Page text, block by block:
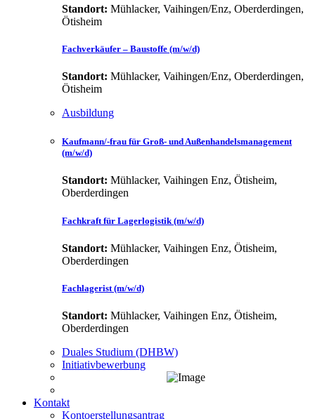
Standort: Mühlacker, Vaihingen/Enz, Oberderdingen,
Ötisheim
Fachverkäufer – Baustoffe (m/w/d)
Standort: Mühlacker, Vaihingen/Enz, Oberderdingen,
Ötisheim
Ausbildung
Kaufmann/-frau für Groß- und Außenhandelsmanagement
(m/w/d)
Standort: Mühlacker, Vaihingen Enz, Ötisheim,
Oberderdingen
Fachkraft für Lagerlogistik (m/w/d)
Standort: Mühlacker, Vaihingen Enz, Ötisheim,
Oberderdingen
Fachlagerist (m/w/d)
Standort: Mühlacker, Vaihingen Enz, Ötisheim,
Oberderdingen
Duales Studium (DHBW)
Initiativbewerbung
Kontakt
Kontoerstellungsantrag